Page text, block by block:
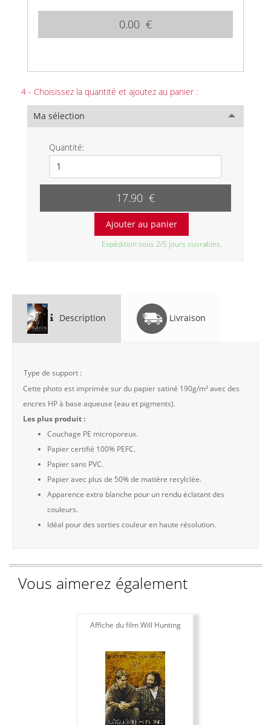
0.00 €
4 - Choisissez la quantité et ajoutez au panier :
Ma sélection
Quantité:
17.90 €
Expédition sous 2/5 jours ouvrables.
Description Livraison
Type de support :
Cette photo est imprimée sur du papier satiné 190g/m² avec des
encres HP à base aqueuse (eau et pigments).
Les plus produit :
Couchage PE microporeux.
Papier certifié 100% PEFC.
Papier sans PVC.
Papier avec plus de 50% de matière recylclée.
Apparence extra blanche pour un rendu éclatant des
couleurs.
Idéal pour des sorties couleur en haute résolution.
Vous aimerez également
Affiche du film Will Hunting